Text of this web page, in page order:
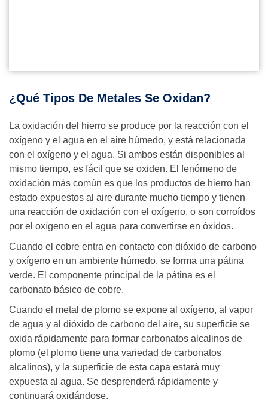
¿Qué Tipos De Metales Se Oxidan?
La oxidación del hierro se produce por la reacción con el
oxígeno y el agua en el aire húmedo, y está relacionada
con el oxígeno y el agua. Si ambos están disponibles al
mismo tiempo, es fácil que se oxiden. El fenómeno de
oxidación más común es que los productos de hierro han
estado expuestos al aire durante mucho tiempo y tienen
una reacción de oxidación con el oxígeno, o son corroídos
por el oxígeno en el agua para convertirse en óxidos.
Cuando el cobre entra en contacto con dióxido de carbono
y oxígeno en un ambiente húmedo, se forma una pátina
verde. El componente principal de la pátina es el
carbonato básico de cobre.
Cuando el metal de plomo se expone al oxígeno, al vapor
de agua y al dióxido de carbono del aire, su superficie se
oxida rápidamente para formar carbonatos alcalinos de
plomo (el plomo tiene una variedad de carbonatos
alcalinos), y la superficie de esta capa estará muy
expuesta al agua. Se desprenderá rápidamente y
continuará oxidándose.